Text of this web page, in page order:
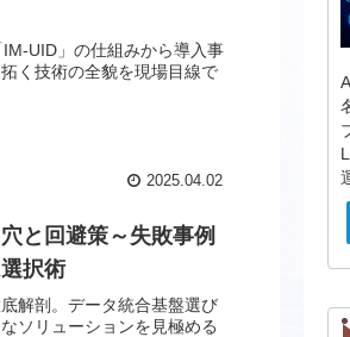
UID」の仕組みから導入事
く技術の全貌を現場目線で
2025.04.02
と回避策～失敗事例
択術
解剖。データ統合基盤選び
ソリューションを見極める